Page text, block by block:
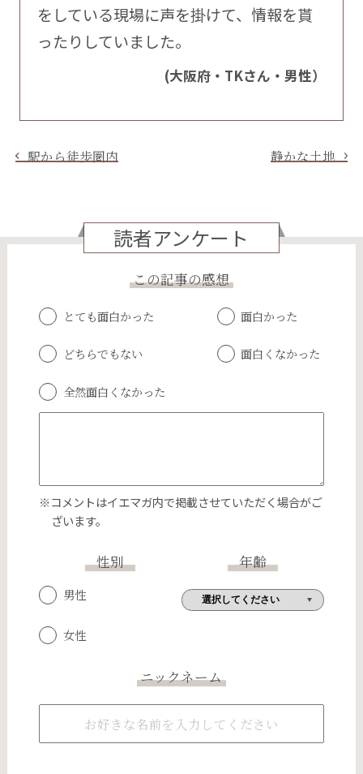
をしている現場に声を掛けて、情報を貰
ったりしていました。
(大阪府・TKさん・男性）
駅から徒歩圏内 静かな土地
読者アンケート
この記事の感想
とても面白かった 面白かった
どちらでもない 面白くなかった
全然面白くなかった
※コメントはイエマガ内で掲載させていただく場合がご
ざいます。
性別
男性
女性
年齢
ニックネーム